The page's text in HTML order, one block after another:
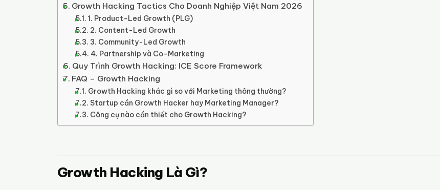
Growth Hacking Tactics Cho Doanh Nghiệp Việt Nam 2026
1. Product-Led Growth (PLG)
2. Content-Led Growth
3. Community-Led Growth
4. Partnership và Co-Marketing
Quy Trình Growth Hacking: ICE Score Framework
FAQ – Growth Hacking
Growth Hacking khác gì so với Marketing thông thường?
Startup cần Growth Hacker hay Marketing Manager?
Công cụ nào cần thiết cho Growth Hacking?
Growth Hacking Là Gì?